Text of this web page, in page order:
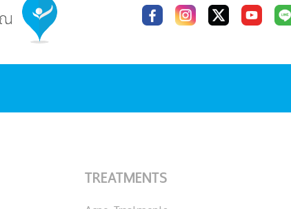
TREATMENTS